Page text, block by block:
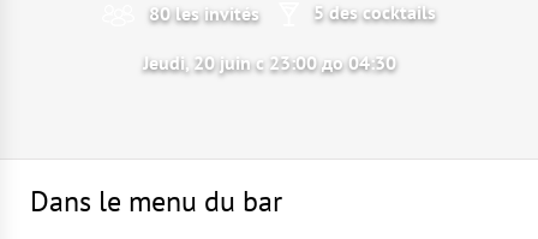
80 les invités 5 des cocktails
Jeudi, 20 juin с 23:00 до 04:30
Dans le menu du bar